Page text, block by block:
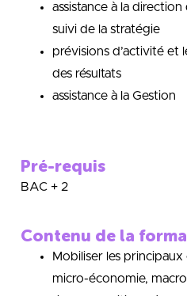
assistance à la
suivi de la stratégie
prévisions d’activité et
des résultats
assistance à la Gestion
Pré-requis
BAC + 2
Contenu de la
Mobiliser les
micro-économie,